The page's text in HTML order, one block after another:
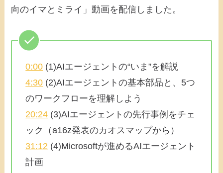
向のイマとミライ」動画を配信しました。
0:00 (1)AIエージェントの“いま”を解説
4:30 (2)AIエージェントの基本部品と、5つ
のワークフローを理解しよう
20:24 (3)AIエージェントの先行事例をチェ
ック（a16z発表のカオスマップから）
31:12 (4)Microsoftが進めるAIエージェント
計画